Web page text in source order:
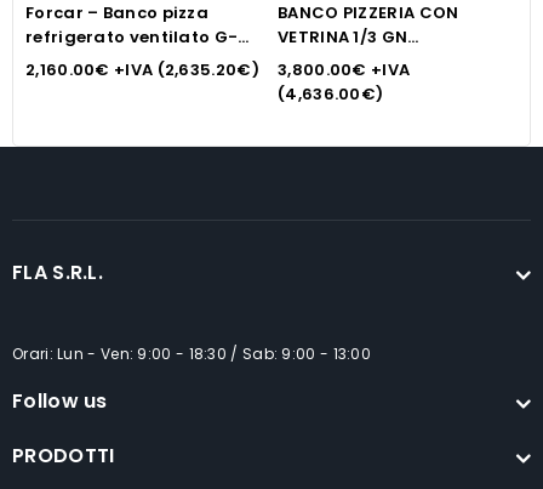
Forcar – Banco pizza
refrigerato ventilato G-
PZ2610TN
2,160.00€ +IVA (2,635.20€)
BANCO PIZZERIA CON
VETRINA 1/3 GN
PREDISPOSTA PER GRUPPO
REMOTO TPS.27-14 INOX
BIM
3,800.00€ +IVA
(4,636.00€)
FLA S.R.L.
Orari: Lun - Ven: 9:00 - 18:30 / Sab: 9:00 - 13:00
Follow us
PRODOTTI